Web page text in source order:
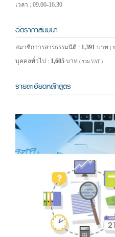
เวลา : 09.00-16.30
อัตราค่าสัมมนา
สมาชิกวารสารธรรมนิติ : 1,391 บาท (
บุคคลทั่วไป : 1,605 บาท ( รวม VAT )
รายละเอียดหลักสูตร